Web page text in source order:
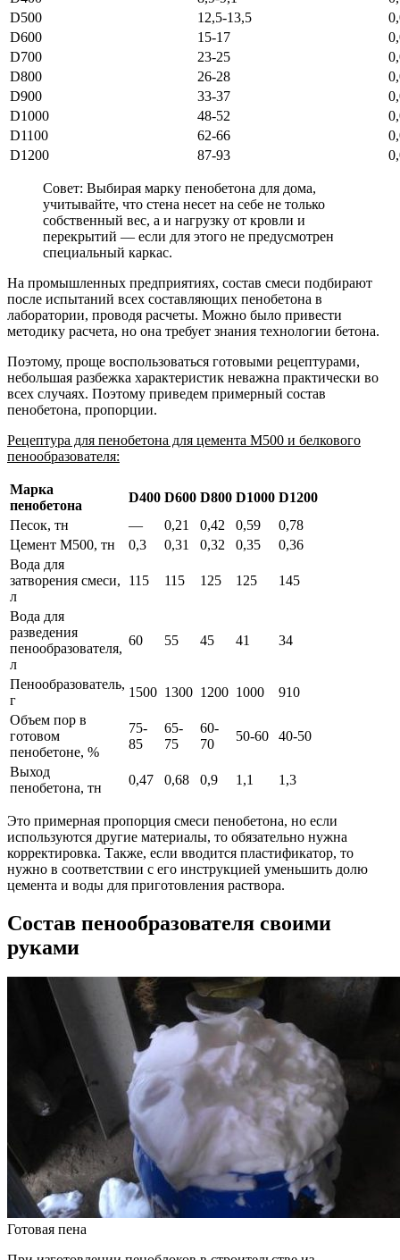
D500
12,5-13,5
D600
15-17
D700
23-25
D800
26-28
D900
33-37
D1000
48-52
D1100
62-66
D1200
87-93
Совет: Выбирая марку пенобетона для дома,
учитывайте, что стена несет на себе не только
собственный вес, а и нагрузку от кровли и
перекрытий — если для этого не предусмотрен
специальный каркас.
На промышленных предприятиях, состав смеси подбирают
после испытаний всех составляющих пенобетона в
лаборатории, проводя расчеты. Можно было привести
методику расчета, но она требует знания технологии бетона.
Поэтому, проще воспользоваться готовыми рецептурами,
небольшая разбежка характеристик неважна практически во
всех случаях. Поэтому приведем примерный состав
пенобетона, пропорции.
Рецептура для пенобетона для цемента М500 и белкового
пенообразователя:
Марка
пенобетона
D400 D600 D800 D1000 D1200
Песок, тн
— 0,21 0,42 0,59
0,78
Цемент М500, тн
0,3 0,31 0,32 0,35
0,36
Вода для
затворения смеси,
л
115 115 125 125 145
Вода для
разведения
пенообразователя,
л
60 55 45 41 34
Пенообразователь,
г
1500 1300 1200 1000
910
Объем пор в
готовом
пенобетоне, %
75-
85
65-
75
60-
70
50-60 40-50
Выход
пенобетона, тн
0,47 0,68 0,9 1,1 1,3
Это примерная пропорция смеси пенобетонa, но если
используются другие материалы, то обязательно нужна
корректировка. Также, если вводится пластификатор, то
нужно в соответствии с его инструкцией уменьшить долю
цемента и воды для приготовления раствора.
Состав пенообразователя своими
руками
Готовая пена